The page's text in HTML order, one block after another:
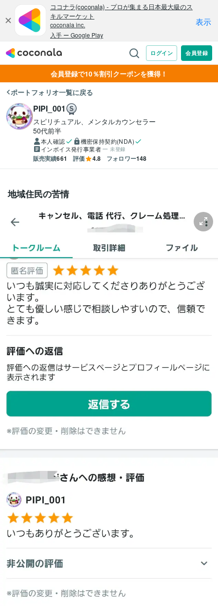
会員登録で10％割引クーポンを獲得！
ポートフォリオ一覧に戻る
PIPI_001
スピリチュアル、メンタルカウンセラー
50代前半
本人確認
機密保持契約(NDA)
インボイス発行事業者
未登録
販売実績661 評価 4.8 フォロワー148
地域住民の苦情